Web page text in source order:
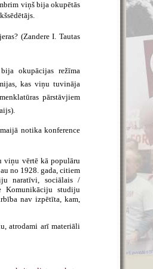
viņš bija okupētās
(Zandere I. Tautas
okupācijas režīma
kas viņu tuvināja
pārstāvjiem
notika konference
viņu vērtē kā populāru
no 1928. gada, citiem
naratīvi, sociālais /
Komunikāciju studiju
nav izpētīta, kam,
atrodami arī materiāli